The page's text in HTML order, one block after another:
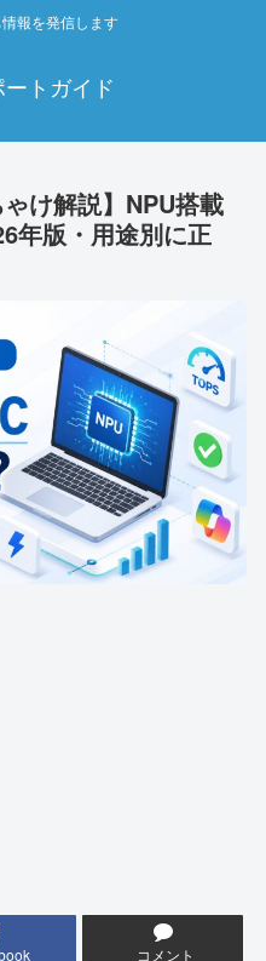
報を発信します
トガイド
け解説】NPU搭載
年版・用途別に正
コメント